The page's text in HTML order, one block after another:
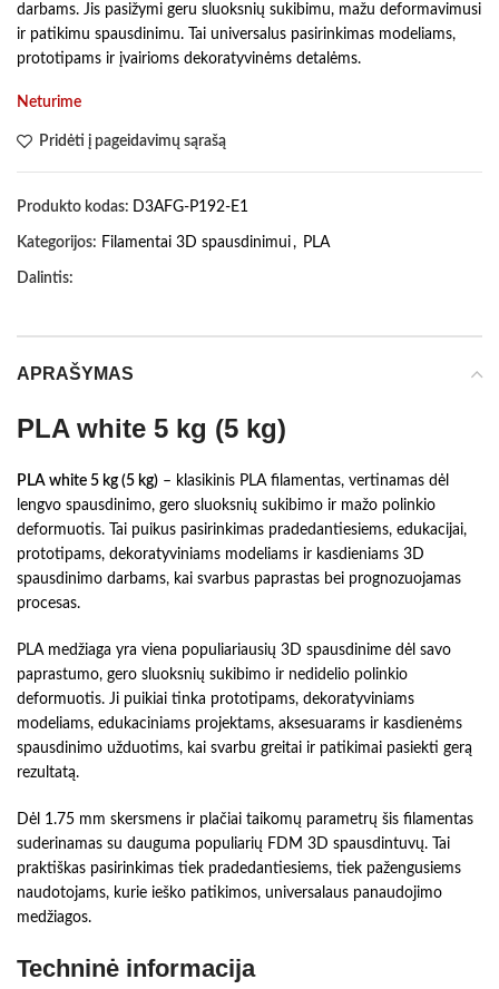
darbams. Jis pasižymi geru sluoksnių sukibimu, mažu deformavimusi
ir patikimu spausdinimu. Tai universalus pasirinkimas modeliams,
prototipams ir įvairioms dekoratyvinėms detalėms.
Neturime
Pridėti į pageidavimų sąrašą
Produkto kodas: D3AFG-P192-E1
Kategorijos: Filamentai 3D spausdinimui , PLA
Dalintis:
APRAŠYMAS
PLA white 5 kg (5 kg)
PLA white 5 kg (5 kg) – klasikinis PLA filamentas, vertinamas dėl
lengvo spausdinimo, gero sluoksnių sukibimo ir mažo polinkio
deformuotis. Tai puikus pasirinkimas pradedantiesiems, edukacijai,
prototipams, dekoratyviniams modeliams ir kasdieniams 3D
spausdinimo darbams, kai svarbus paprastas bei prognozuojamas
procesas.
PLA medžiaga yra viena populiariausių 3D spausdinime dėl savo
paprastumo, gero sluoksnių sukibimo ir nedidelio polinkio
deformuotis. Ji puikiai tinka prototipams, dekoratyviniams
modeliams, edukaciniams projektams, aksesuarams ir kasdienėms
spausdinimo užduotims, kai svarbu greitai ir patikimai pasiekti gerą
rezultatą.
Dėl 1.75 mm skersmens ir plačiai taikomų parametrų šis filamentas
suderinamas su dauguma populiarių FDM 3D spausdintuvų. Tai
praktiškas pasirinkimas tiek pradedantiesiems, tiek pažengusiems
naudotojams, kurie ieško patikimos, universalaus panaudojimo
medžiagos.
Techninė informacija